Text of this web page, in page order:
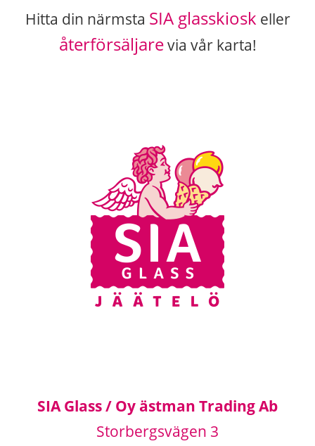
Hitta din närmsta SIA glasskiosk eller
återförsäljarevia vår karta!
SIA Glass / Oy ästman Trading Ab
Storbergsvägen 3